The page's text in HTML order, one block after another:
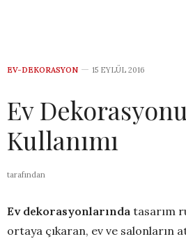
EV-DEKORASYON 15 EYLÜL 2016
Ev
Kullanımı
tarafından
Ev dekorasyonlarında tasarım
ortaya çıkaran, ev ve salonların